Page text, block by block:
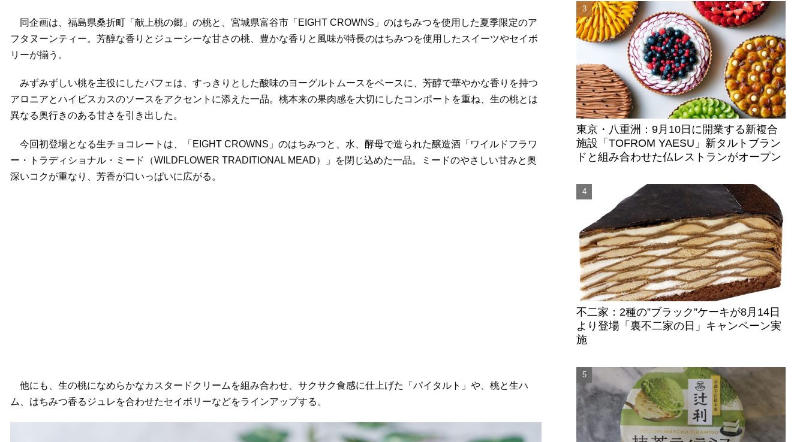
同企画は、福島県桑折町「献上桃の郷」の桃と、宮城県富谷市「EIGHT CROWNS」のはちみつを使用した夏季限定のア
フタヌーンティー。芳醇な香りとジューシーな甘さの桃、豊かな香りと風味が特長のはちみつを使用したスイーツやセイボ
リーが揃う。
みずみずしい桃を主役にしたパフェは、すっきりとした酸味のヨーグルトムースをベースに、芳醇で華やかな香りを持つ
アロニアとハイビスカスのソースをアクセントに添えた一品。桃本来の果肉感を大切にしたコンポートを重ね、生の桃とは
異なる奥行きのある甘さを引き出した。
今回初登場となる生チョコレートは、「EIGHT CROWNS」のはちみつと、水、酵母で造られた醸造酒「ワイルドフラワ
ー・トラディショナル・ミード（WILDFLOWER TRADITIONAL MEAD）」を閉じ込めた一品。ミードのやさしい甘みと奥
深いコクが重なり、芳香が口いっぱいに広がる。
他にも、生の桃になめらかなカスタードクリームを組み合わせ、サクサク食感に仕上げた「パイタルト」や、桃と生ハ
ム、はちみつ香るジュレを合わせたセイボリーなどをラインアップする。
東京・八重洲：9月10日に開業する新複合
施設「TOFROM YAESU」新タルトブラン
ドと組み合わせた仏レストランがオープン
不二家：2種の”ブラック”ケーキが8月14日
より登場「裏不二家の日」キャンペーン実
施